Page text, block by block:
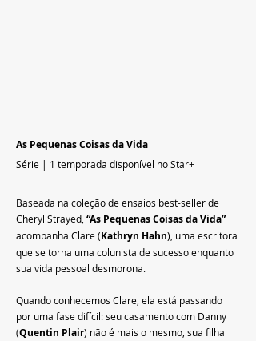
As Pequenas Coisas da Vida
Série | 1 temporada disponível no Star+
Baseada na coleção de ensaios best-seller de
Cheryl Strayed, “As Pequenas Coisas da Vida”
acompanha Clare (Kathryn Hahn), uma escritora
que se torna uma colunista de sucesso enquanto
sua vida pessoal desmorona.
Quando conhecemos Clare, ela está passando
por uma fase difícil: seu casamento com Danny
(Quentin Plair) não é mais o mesmo, sua filha